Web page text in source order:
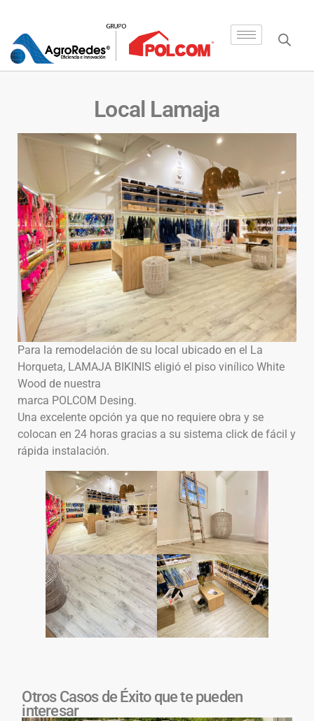
Local Lamaja
Para la remodelación de su local ubicado en el La
Horqueta, LAMAJA BIKINIS eligió el piso vinílico White
Wood de nuestra
marca POLCOM Desing.
Una excelente opción ya que no requiere obra y se
colocan en 24 horas gracias a su sistema click de fácil y
rápida instalación.
Otros Casos de Éxito que te pueden
interesar